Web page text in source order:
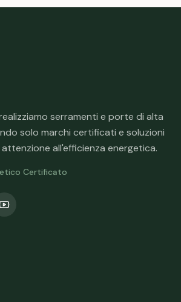
serramenti e porte di alta
solo marchi certificati e soluzioni
all'efficienza energetica.
Certificato